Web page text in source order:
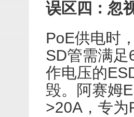
误区四：忽
PoE供电时
SD管需满
作电压的
毁。阿赛姆
>20A，专为